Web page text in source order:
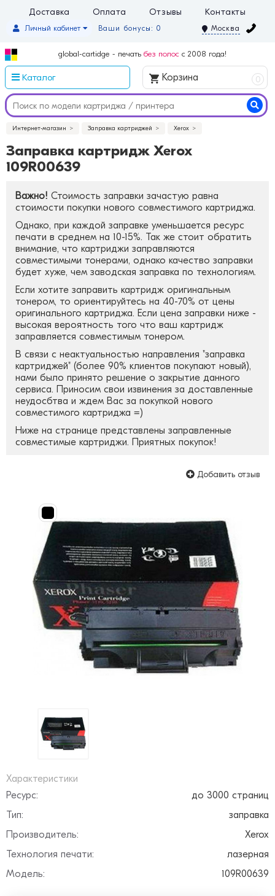
Доставка Оплата Отзывы Контакты
Ваши бонусы: 0
Личный кабинет Москва
global-cartidge - печать без полос с 2008 года!
Каталог Корзина 0
Интернет-магазин Заправка картриджей Xerox
Заправка картридж Xerox
109R00639
Важно! Стоимость заправки зачастую равна
стоимости покупки нового совместимого картриджа.
Однако, при каждой заправке уменьшается ресурс
печати в среднем на 10-15%. Так же стоит обратить
внимание, что картриджи заправляются
совместимыми тонерами, однако качество заправки
будет хуже, чем заводская заправка по технологиям.
Если хотите заправить картридж оригинальным
тонером, то ориентируйтесь на 40-70% от цены
оригинального картриджа. Если цена заправки ниже -
высокая вероятность того что ваш картридж
заправляется совместимым тонером.
В связи с неактуальностью направления "заправка
картриджей" (более 90% клиентов покупают новый),
нами было принято решение о закрытие данного
сервиса. Приносим свои извинения за доставленные
неудосбтва и ждем Вас за покупкой нового
совместимого картриджа =)
Ниже на странице представлены заправленные
совместимые картриджи. Приятных покупок!
Добавить отзыв
Характеристики
Ресурс:
до 3000 страниц
Тип:
заправка
Производитель:
Xerox
Технология печати:
лазерная
Модель:
109R00639